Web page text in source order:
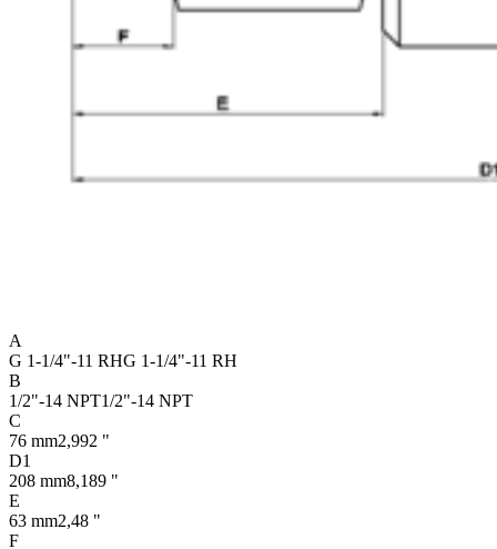
A
G 1-1/4"-11 RHG 1-1/4"-11 RH
B
1/2"-14 NPT1/2"-14 NPT
C
76 mm2,992 "
D1
208 mm8,189 "
E
63 mm2,48 "
F